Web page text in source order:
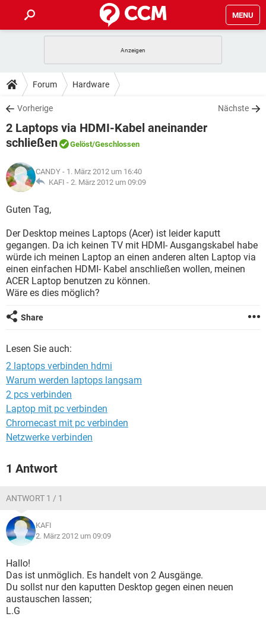
MENU
ANDROID
WINDOWS 10
WHATSAPP TIKTOK
FACEBOOK
TIPPS & TRICKS
SPIELE
WINDOWS 10
FACEBOOK HARDWARE
DOWNLOADS
SPIELE STREAMING
ANDROID
WINDOWS 10
WHATSAPP
FACEBOOK
FORUM
ANDROID IOS
HARDWARE
LEXIKON
SPIELE
ANDROID
WINDOWS 10 INSTAGRAM
WHATSAPP TIKTOK
FACEBOOK HARDWARE
Forum Hardware
Vorherige Nächste
2 Laptops via HDMI-Kabel aneinander
schließen
Gelöst/Geschlossen
CANDY - 1. März 2012 um 16:40
KAFI - 2. März 2012 um 09:09
Guten Tag,
Der Desktop meines Laptops (Acer) ist leider kaputt
gegangen. Da ich keinen TV mit HDMI- Ausgangskabel habe
würde ich meinen Laptop an einen anderen alten Laptop via
einen einfachen HDMI- Kabel anschließen wollen, meinen
ACER Laptop benutzen zu können.
Wäre es dies möglich?
Share
Lesen Sie auch:
2 laptops verbinden hdmi
Warum werden laptops langsam
2 pcs verbinden
Laptop mit pc verbinden
Chromecast mit pc verbinden
Netzwerke verbinden
1 Antwort
ANTWORT 1 / 1
KAFI
2. März 2012 um 09:09
Hallo!
Das ist unmöglich. Es handelt von 2 Ausgänge.
Du sollst nur den kaputten Desktop gegen einen neuen
austauschen lassen;
L.G